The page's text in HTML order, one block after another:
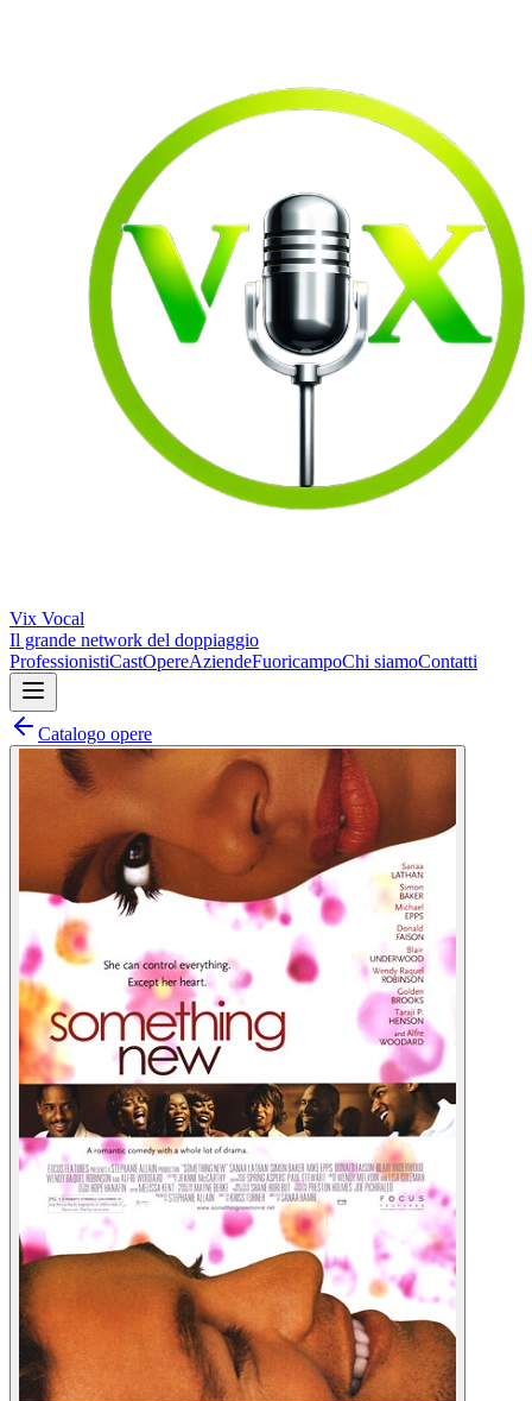
Vix Vocal
Il grande network del doppiaggio
ProfessionistiCastOpereAziendeFuoricampoChi siamoContatti
Catalogo opere